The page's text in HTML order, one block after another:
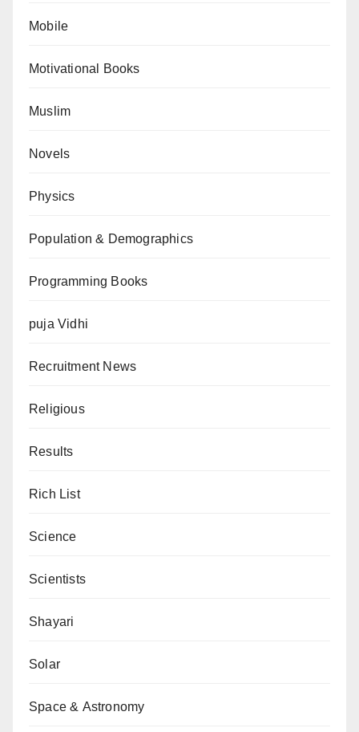
Mobile
Motivational Books
Muslim
Novels
Physics
Population & Demographics
Programming Books
puja Vidhi
Recruitment News
Religious
Results
Rich List
Science
Scientists
Shayari
Solar
Space & Astronomy